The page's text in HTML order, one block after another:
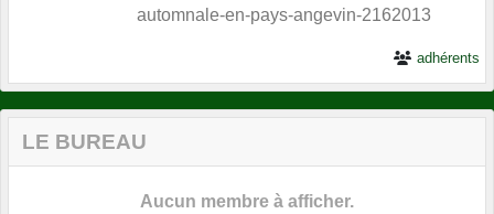
automnale-en-pays-angevin-2162013
adhérents
LE BUREAU
Aucun membre à afficher.